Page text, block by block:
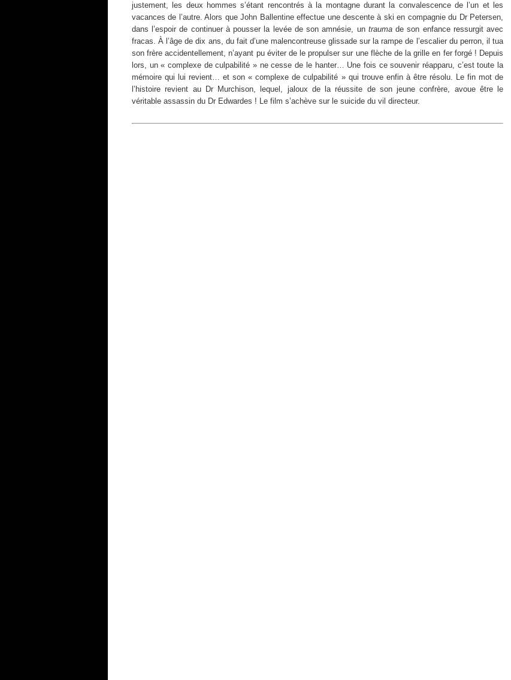
justement, les deux hommes s’étant rencontrés à la montagne durant la convalescence de l’un et les
vacances de l’autre. Alors que John Ballentine effectue une descente à ski en compagnie du Dr Petersen,
dans l’espoir de continuer à pousser la levée de son amnésie, un traumade son enfance ressurgit avec
fracas. À l’âge de dix ans, du fait d’une malencontreuse glissade sur la rampe de l’escalier du perron, il tua
son frère accidentellement, n’ayant pu éviter de le propulser sur une flèche de la grille en fer forgé ! Depuis
lors, un « complexe de culpabilité » ne cesse de le hanter… Une fois ce souvenir réapparu, c’est toute la
mémoire qui lui revient… et son « complexe de culpabilité » qui trouve enfin à être résolu. Le fin mot de
l’histoire revient au Dr Murchison, lequel, jaloux de la réussite de son jeune confrère, avoue être le
véritable assassin du Dr Edwardes ! Le film s’achève sur le suicide du vil directeur.